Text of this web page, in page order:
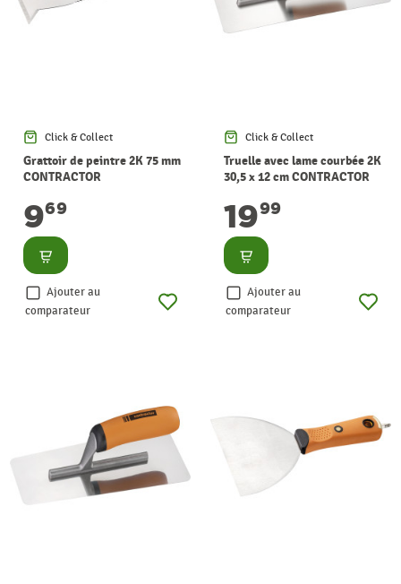
Click & Collect
Grattoir de peintre 2K 75 mm
CONTRACTOR
969
Consulter
Ajouter au
comparateur
Click & Collect
Truelle avec lame courbée 2K
30,5 x 12 cm CONTRACTOR
1999
Consulter
Ajouter au
comparateur